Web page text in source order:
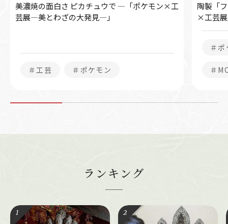
美濃焼の面白さ ピカチュウで ―「ポケモン×工
芸展―美とわざの大発見―」
＃工芸 ＃ポケモン
陶製「
×工芸
＃
＃
ランキング